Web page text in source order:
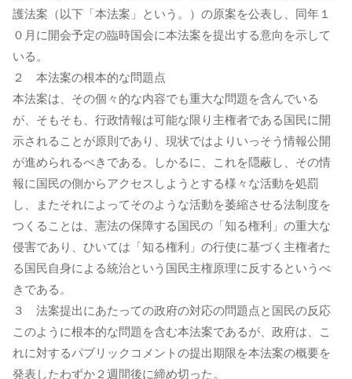
護法案（以下「本法案」という。）の原案を公表し、同年１
０月に開会予定の臨時国会に本法案を提出する意向を示して
いる。
２ 本法案の根本的な問題点
本法案は、その個々的な内容でも重大な問題を含んでいる
が、そもそも、行政情報は可能な限り主権者である国民に開
示されることが原則であり、現状ではよりいっそう情報公開
が進められるべきである。しかるに、これを隠蔽し、その情
報に国民の側からアクセスしようとする様々な活動を処罰
し、またそれによってそのような活動を萎縮させる法制度を
つくることは、憲法の保障する国民の「知る権利」の重大な
侵害であり、ひいては「知る権利」の行使に基づく主権者た
る国民自身による統治という国民主権原理に反するというべ
きである。
３ 法案提出にあたっての政府の対応の問題点と国民の反応
このように根本的な問題を含む本法案であるが、政府は、こ
れに対するパブリックコメントの提出期限を本法案の概要を
発表したわずか２週間後に締め切った。